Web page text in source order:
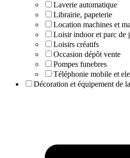
Laverie automatique
Librairie, papeterie
Location machines et
Loisir indoor et parc de
Loisirs créatifs
Occasion dépôt vente
Pompes funebres
Téléphonie mobile et
Décoration et équipement de